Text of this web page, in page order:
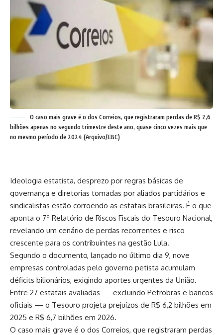
O caso mais grave é o dos Correios, que registraram perdas de R$ 2,6
bilhões apenas no segundo trimestre deste ano, quase cinco vezes mais que
no mesmo período de 2024 (Arquivo/EBC)
Ideologia estatista, desprezo por regras básicas de
governança e diretorias tomadas por aliados partidários e
sindicalistas estão corroendo as estatais brasileiras. É o que
aponta o 7º Relatório de Riscos Fiscais do Tesouro Nacional,
revelando um cenário de perdas recorrentes e risco
crescente para os contribuintes na gestão Lula.
Segundo o documento, lançado no último dia 9, nove
empresas controladas pelo governo petista acumulam
déficits bilionários, exigindo aportes urgentes da União.
Entre 27 estatais avaliadas — excluindo Petrobras e bancos
oficiais — o Tesouro projeta prejuízos de R$ 6,2 bilhões em
2025 e R$ 6,7 bilhões em 2026.
O caso mais grave é o dos Correios, que registraram perdas